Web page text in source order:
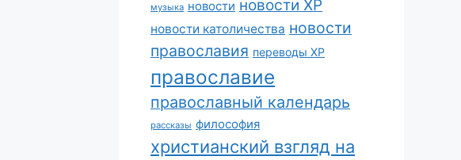
музыка новости новости ХР
новости католичества новости
православия переводы ХР
православие
православный календарь
рассказы философия
христианский взгляд на